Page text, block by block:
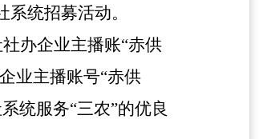
统招募活动。
办企业主播账“赤供
业主播账号“赤供
统服务“三农”的优良